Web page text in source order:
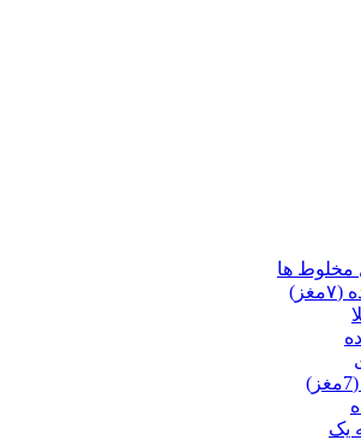
مخلوط ها
یک